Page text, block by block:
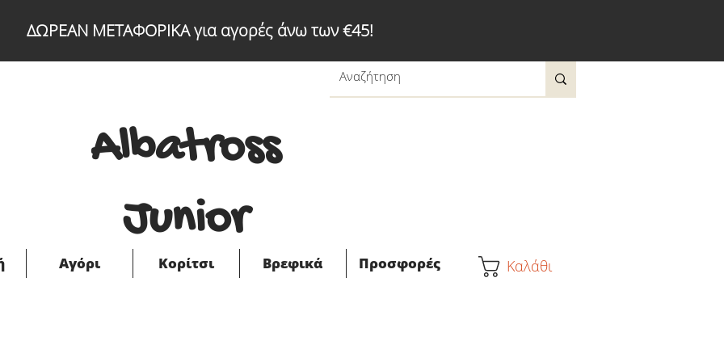
ΔΩΡΕΑΝ ΜΕΤΑΦΟΡΙΚΑ για αγορές άνω των €45!
Albatross
Junior
Αγόρι Κορίτσι Βρεφικά Προσφορές Καλάθι